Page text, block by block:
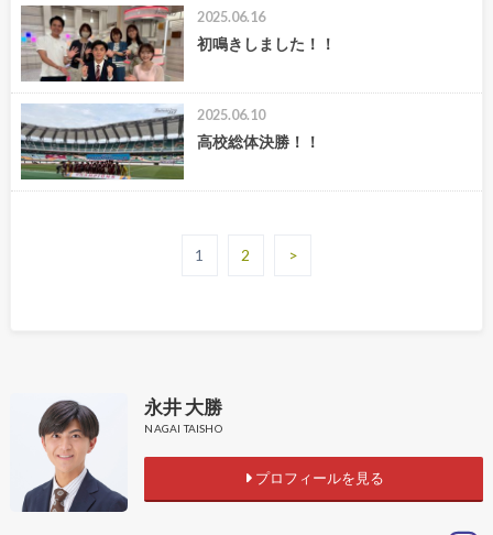
2025.06.16
初鳴きしました！！
2025.06.10
高校総体決勝！！
1 2 >
永井 大勝
NAGAI TAISHO
プロフィールを見る